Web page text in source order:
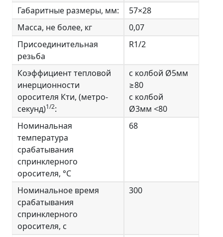
Габаритные размеры, мм:
57×28
Масса, не более, кг
0,07
Присоединительная
резьба
R1/2
Коэффициент тепловой
инерционности
оросителя Кти, (метро-
секунд)1/2:
с колбой Ø5мм
≥80
с колбой
Ø3мм <80
Номинальная
температура
срабатывания
спринклерного
оросителя, °С
68
Номинальное время
срабатывания
спринклерного
оросителя, с
300